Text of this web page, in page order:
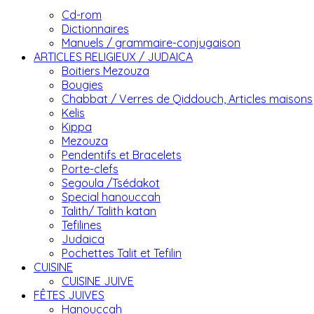
Cd-rom
Dictionnaires
Manuels / grammaire-conjugaison
ARTICLES RELIGIEUX / JUDAICA
Boitiers Mezouza
Bougies
Chabbat / Verres de Qiddouch, Articles maisons
Kelis
Kippa
Mezouza
Pendentifs et Bracelets
Porte-clefs
Segoula /Tsédakot
Special hanouccah
Talith/ Talith katan
Tefilines
Judaica
Pochettes Talit et Tefilin
CUISINE
CUISINE JUIVE
FÊTES JUIVES
Hanouccah